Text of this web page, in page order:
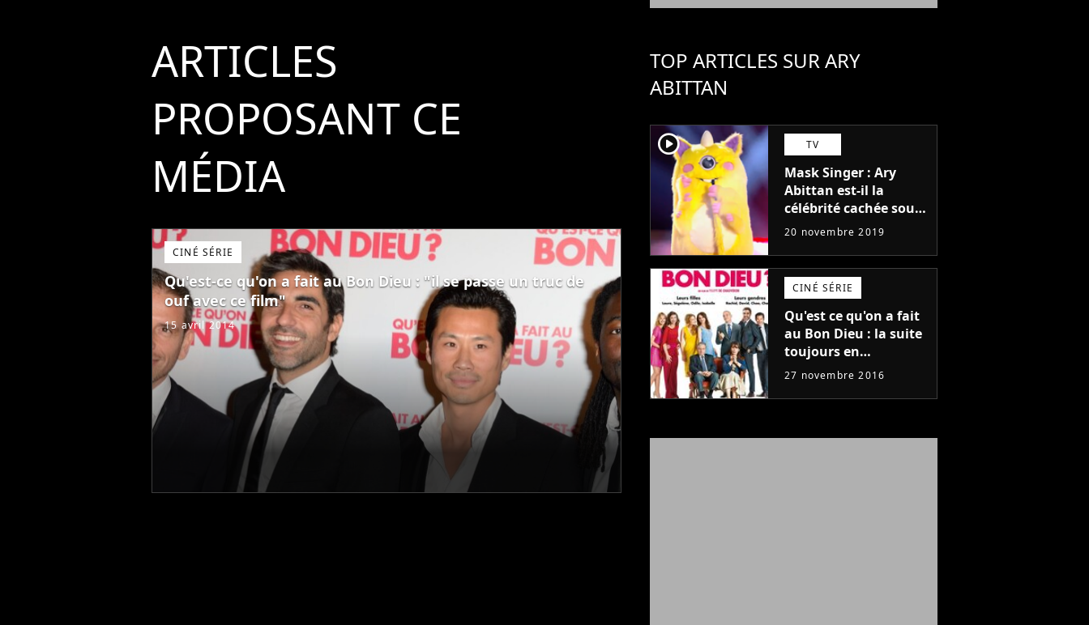
ARTICLES
PROPOSANT CE
MÉDIA
CINÉ SÉRIE
Qu'est-ce qu'on a fait au Bon Dieu : "il se passe un truc de
ouf avec ce film"
15 avril 2014
TOP ARTICLES SUR ARY
ABITTAN
player2 TV
Mask Singer : Ary
Abittan est-il la
célébrité cachée sous
le costume du
20 novembre 2019
CINÉ SÉRIE
Qu'est ce qu'on a fait
au Bon Dieu : la suite
toujours en
préparation
27 novembre 2016